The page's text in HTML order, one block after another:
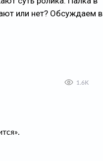
или нет? Обсуждаем в
1.6K